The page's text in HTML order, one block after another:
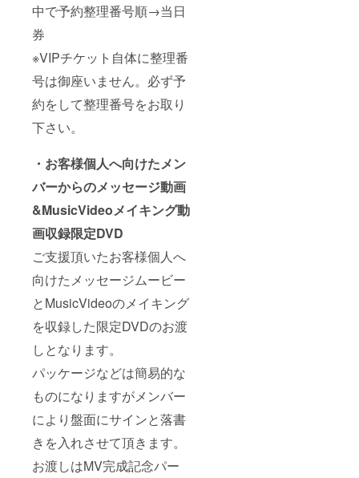
中で予約整理番号順→当日
券
※VIPチケット自体に整理番
号は御座いません。必ず予
約をして整理番号をお取り
下さい。
・お客様個人へ向けたメン
バーからのメッセージ動画
&MusicVideoメイキング動
画収録限定DVD
ご支援頂いたお客様個人へ
向けたメッセージムービー
とMusicVideoのメイキング
を収録した限定DVDのお渡
しとなります。
パッケージなどは簡易的な
ものになりますがメンバー
により盤面にサインと落書
きを入れさせて頂きます。
お渡しはMV完成記念パー